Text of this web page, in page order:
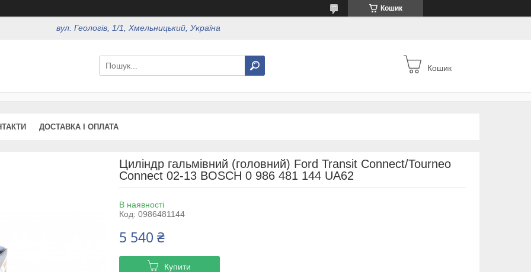
Кошик
вул. Геологів, 1/1, Хмельницький, Україна
Кошик
ДОСТАВКА І ОПЛАТА
Циліндр гальмівний (головний) Ford Transit Connect/Tourneo
Connect 02-13 BOSCH 0 986 481 144 UA62
В наявності
Код: 0986481144
5 540 ₴
Купити